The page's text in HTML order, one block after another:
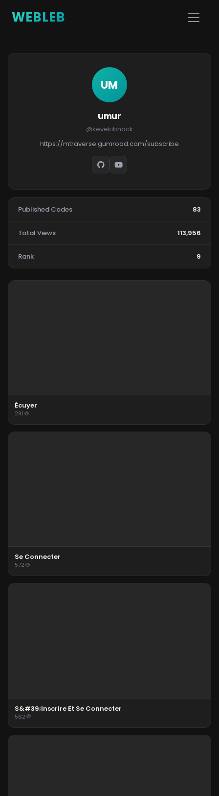
WEBLEB
UM
umur
@kevekıbhack
https://mtraverse.gumroad.com/subscribe
Published Codes 83
Total Views 113,956
Rank 9
Écuyer
291
Se Connecter
572
S&#39;inscrire Et Se Connecter
562